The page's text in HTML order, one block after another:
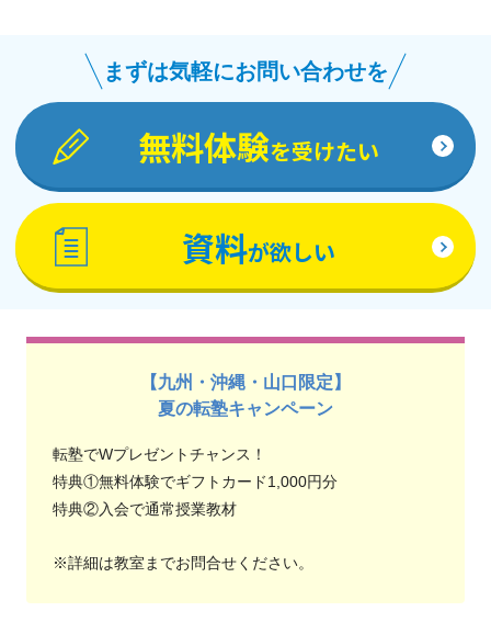
まずは気軽にお問い合わせを
無料体験を受けたい
資料が欲しい
【九州・沖縄・山口限定】
夏の転塾キャンペーン
転塾でWプレゼントチャンス！
特典①無料体験でギフトカード1,000円分
特典②入会で通常授業教材
※詳細は教室までお問合せください。